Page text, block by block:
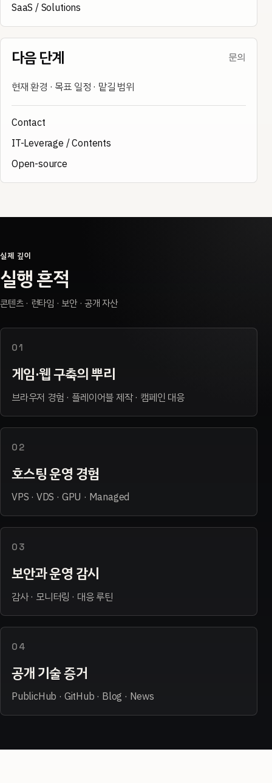
SaaS / Solutions
다음 단계 문의
현재 환경 · 목표 일정 · 맡길 범위
Contact
IT-Leverage / Contents
Open-source
실제 깊이
실행 흔적
콘텐츠 · 런타임 · 보안 · 공개 자산
01
게임·웹 구축의 뿌리
브라우저 경험 · 플레이어블 제작 · 캠페인 대응
02
호스팅 운영 경험
VPS · VDS · GPU · Managed
03
보안과 운영 감시
감사 · 모니터링 · 대응 루틴
04
공개 기술 증거
PublicHub · GitHub · Blog · News